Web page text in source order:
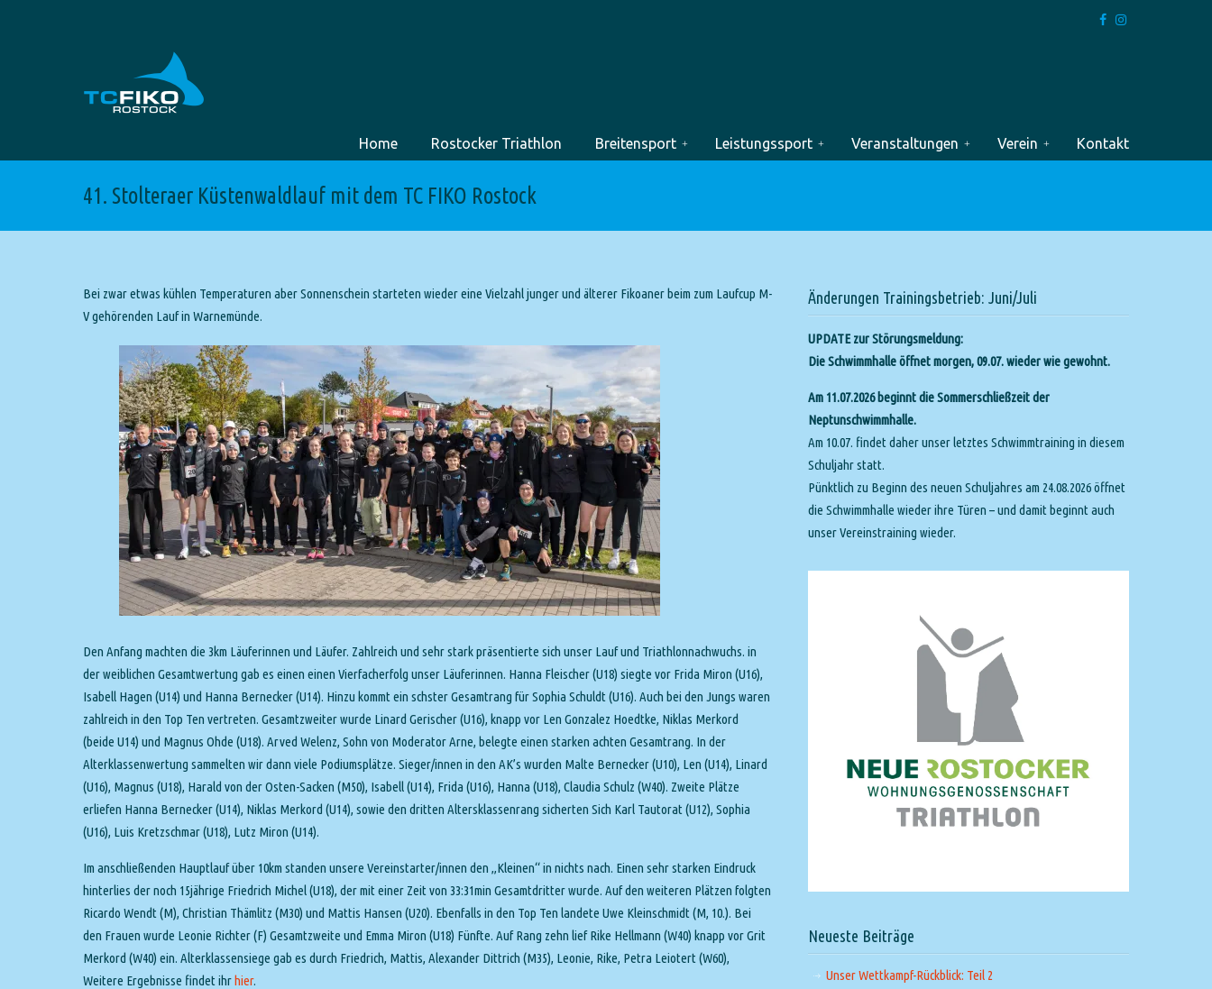
Home Rostocker Triathlon Breitensport Leistungssport Veranstaltungen Verein Kontakt
41. Stolteraer Küstenwaldlauf mit dem TC FIKO Rostock
Bei zwar etwas kühlen Temperaturen aber Sonnenschein starteten wieder eine Vielzahl junger und älterer Fikoaner beim zum Laufcup M-
V gehörenden Lauf in Warnemünde.
Den Anfang machten die 3km Läuferinnen und Läufer. Zahlreich und sehr stark präsentierte sich unser Lauf und Triathlonnachwuchs. in
der weiblichen Gesamtwertung gab es einen einen Vierfacherfolg unser Läuferinnen. Hanna Fleischer (U18) siegte vor Frida Miron (U16),
Isabell Hagen (U14) und Hanna Bernecker (U14). Hinzu kommt ein schster Gesamtrang für Sophia Schuldt (U16). Auch bei den Jungs waren
zahlreich in den Top Ten vertreten. Gesamtzweiter wurde Linard Gerischer (U16), knapp vor Len Gonzalez Hoedtke, Niklas Merkord
(beide U14) und Magnus Ohde (U18). Arved Welenz, Sohn von Moderator Arne, belegte einen starken achten Gesamtrang. In der
Alterklassenwertung sammelten wir dann viele Podiumsplätze. Sieger/innen in den AK’s wurden Malte Bernecker (U10), Len (U14), Linard
(U16), Magnus (U18), Harald von der Osten-Sacken (M50), Isabell (U14), Frida (U16), Hanna (U18), Claudia Schulz (W40). Zweite Plätze
erliefen Hanna Bernecker (U14), Niklas Merkord (U14), sowie den dritten Altersklassenrang sicherten Sich Karl Tautorat (U12), Sophia
(U16), Luis Kretzschmar (U18), Lutz Miron (U14).
Im anschließenden Hauptlauf über 10km standen unsere Vereinstarter/innen den „Kleinen“ in nichts nach. Einen sehr starken Eindruck
hinterlies der noch 15jährige Friedrich Michel (U18), der mit einer Zeit von 33:31min Gesamtdritter wurde. Auf den weiteren Plätzen folgten
Ricardo Wendt (M), Christian Thämlitz (M30) und Mattis Hansen (U20). Ebenfalls in den Top Ten landete Uwe Kleinschmidt (M, 10.). Bei
den Frauen wurde Leonie Richter (F) Gesamtzweite und Emma Miron (U18) Fünfte. Auf Rang zehn lief Rike Hellmann (W40) knapp vor Grit
Merkord (W40) ein. Alterklassensiege gab es durch Friedrich, Mattis, Alexander Dittrich (M35), Leonie, Rike, Petra Leiotert (W60),
Weitere Ergebnisse findet ihrhier.
Änderungen Trainingsbetrieb: Juni/Juli
UPDATE zur Störungsmeldung:
Die Schwimmhalle öffnet morgen, 09.07. wieder wie gewohnt.
Am 11.07.2026 beginnt die Sommerschließzeit der
Neptunschwimmhalle.
Am 10.07. findet daher unser letztes Schwimmtraining in diesem
Schuljahr statt.
Pünktlich zu Beginn des neuen Schuljahres am 24.08.2026 öffnet
die Schwimmhalle wieder ihre Türen – und damit beginnt auch
unser Vereinstraining wieder.
Neueste Beiträge
Unser Wettkampf-Rückblick: Teil 2